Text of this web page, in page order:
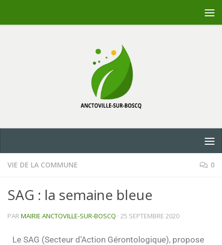
VIE DE LA COMMUNE 0
SAG : la semaine bleue
PARMAIRIE ANCTOVILLE-SUR-BOSCQ · 25 SEPTEMBRE 2020
Le SAG (Secteur d’Action Gérontologique), propose